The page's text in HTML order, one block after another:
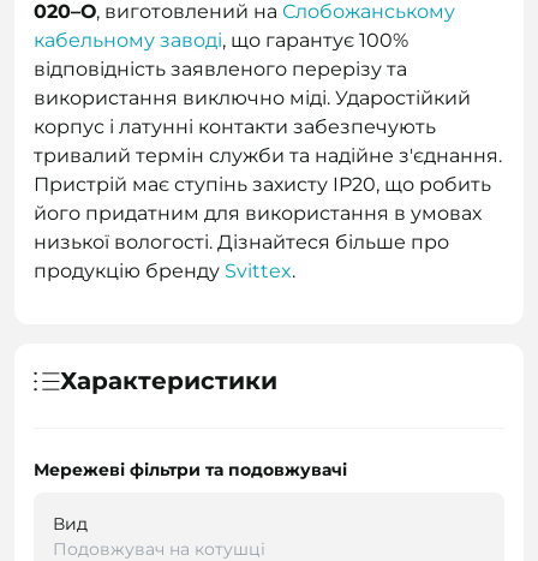
020–О, виготовлений на Слобожанському
кабельному заводі, що гарантує 100%
відповідність заявленого перерізу та
використання виключно міді. Ударостійкий
корпус і латунні контакти забезпечують
тривалий термін служби та надійне з'єднання.
Пристрій має ступінь захисту IP20, що робить
його придатним для використання в умовах
низької вологості. Дізнайтеся більше про
продукцію бренду Svittex.
Характеристики
Мережеві фільтри та подовжувачі
Вид
Подовжувач на котушці